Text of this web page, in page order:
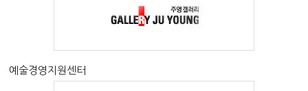
예술경영지원센터